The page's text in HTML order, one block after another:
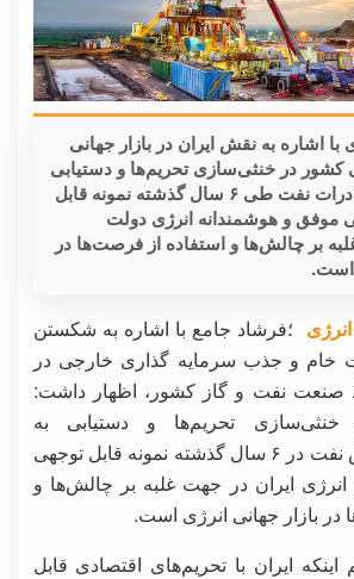
اشاره به نقش ایران در بازار جهانی
کشور در خنثی‌سازی تحریم‌ها و دستیابی
به رکوردشکنی صادرات نفت طی ۶ سال گذشته نمونه قابل
موفق و هوشمندانه انرژی دولت
بر چالش‌ها و استفاده از فرصت‌ها در
است.
؛فرشاد جامع با اشاره به شکستن
و جذب سرمایه گذاری خارجی در
نفت و گاز کشور، اظهار داشت:
خنثی‌سازی تحریم‌ها و دستیابی به
رکوردشکنی فروش نفت در ۶ سال گذشته نمونه قابل توجهی
ایران در جهت غلبه بر چالش‌ها و
در بازار جهانی انرژی است.
ایران با تحریم‌های اقتصادی قابل